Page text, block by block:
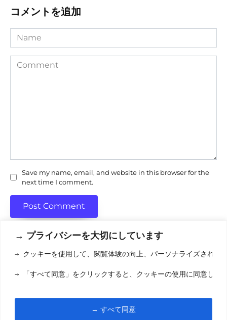
→ プライバシーを大切にしています
→ クッキーを使用して、閲覧体験の向上、パーソナライズされた
→ 「すべて同意」をクリックすると、クッキーの使用に同意した
→ すべて同意
コメントを追加
Name
Comment
Save my name, email, and website in this browser for the
next time I comment.
利用規約(りようきやく